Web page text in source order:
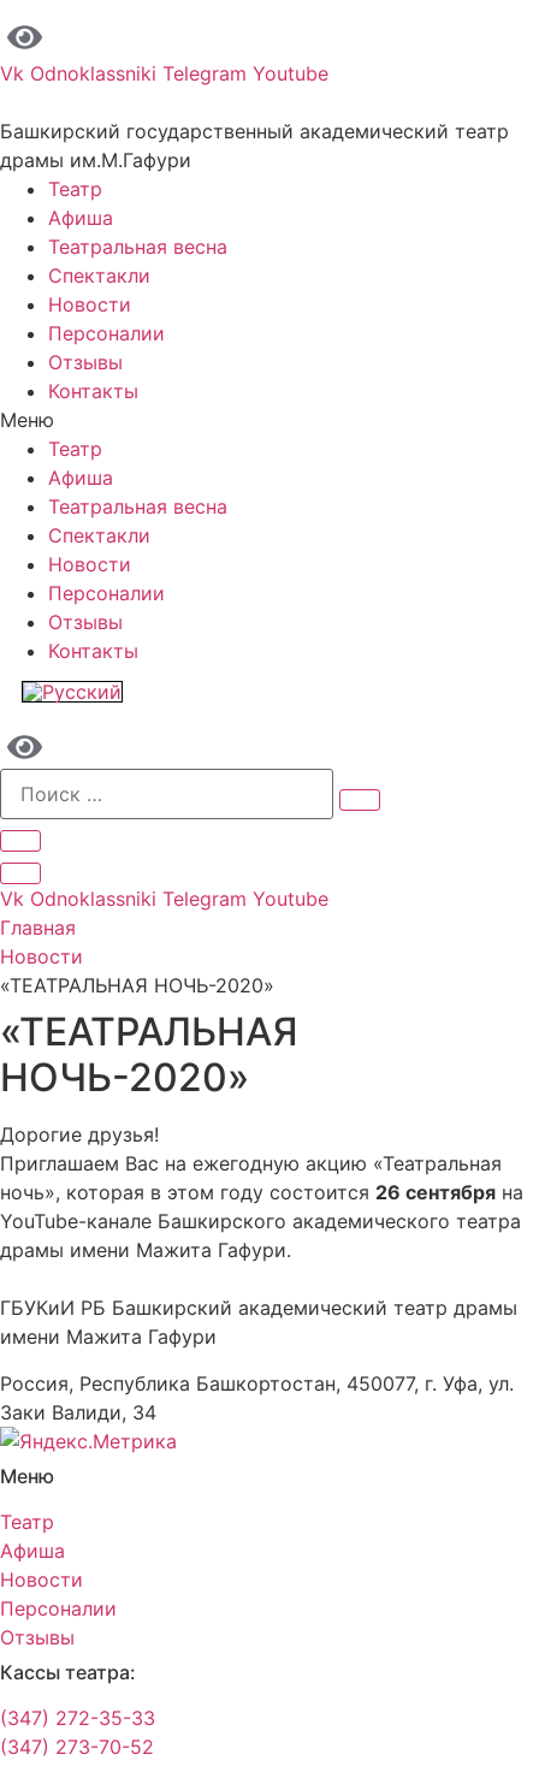
Vk Odnoklassniki Telegram Youtube
Башкирский государственный академический театр
драмы им.М.Гафури
Театр
Афиша
Театральная весна
Спектакли
Новости
Персоналии
Отзывы
Контакты
Меню
Театр
Афиша
Театральная весна
Спектакли
Новости
Персоналии
Отзывы
Контакты
Vk Odnoklassniki Telegram Youtube
Главная
Новости
«ТЕАТРАЛЬНАЯ НОЧЬ-2020»
«ТЕАТРАЛЬНАЯ
НОЧЬ-2020»
Дорогие друзья!
Приглашаем Вас на ежегодную акцию «Театральная
ночь», которая в этом году состоится 26 сентября на
YouTube-канале Башкирского академического театра
драмы имени Мажита Гафури.
ГБУКиИ РБ Башкирский академический театр драмы
имени Мажита Гафури
Россия, Республика Башкортостан, 450077, г. Уфа, ул.
Заки Валиди, 34
Меню
Театр
Афиша
Новости
Персоналии
Отзывы
Кассы театра:
(347) 272-35-33
(347) 273-70-52